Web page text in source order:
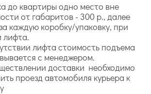
до квартиры одно место вне
от габаритов - 300 р., далее
каждую коробку/упаковку, при
лифта.
лифта стоимость подъема
с менеджером.
доставки необходимо
проезд автомобиля курьера к